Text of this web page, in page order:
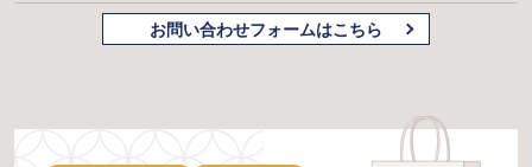
お問い合わせフォームはこちら